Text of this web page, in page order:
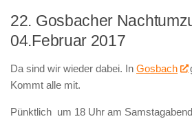
22. Gosbacher
04.Februar 2017
Da sind wir wieder dabei. In Gosbach
Kommt alle mit.
Pünktlich um 18 Uhr am